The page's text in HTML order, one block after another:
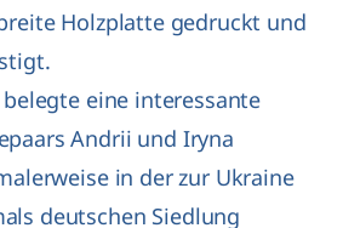
Holzplatte gedruckt und
eine interessante
Andrii und Iryna
in der zur Ukraine
deutschen Siedlung